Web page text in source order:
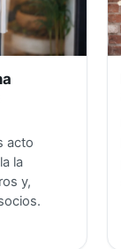
acto
la
y,